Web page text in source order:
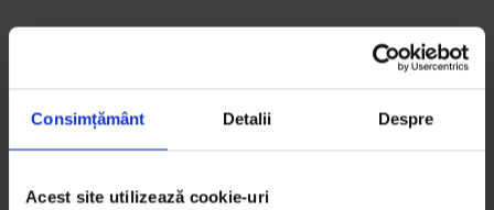
Consimțământ Detalii Despre
Acest site utilizează cookie-uri